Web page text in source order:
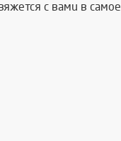
с вами в